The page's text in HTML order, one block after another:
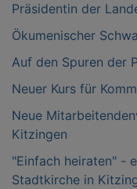
Präsidentin der
Ökumenischer
Auf den Spuren der
Neuer Kurs für
Neue
Kitzingen
"Einfach heiraten" -
Stadtkirche in